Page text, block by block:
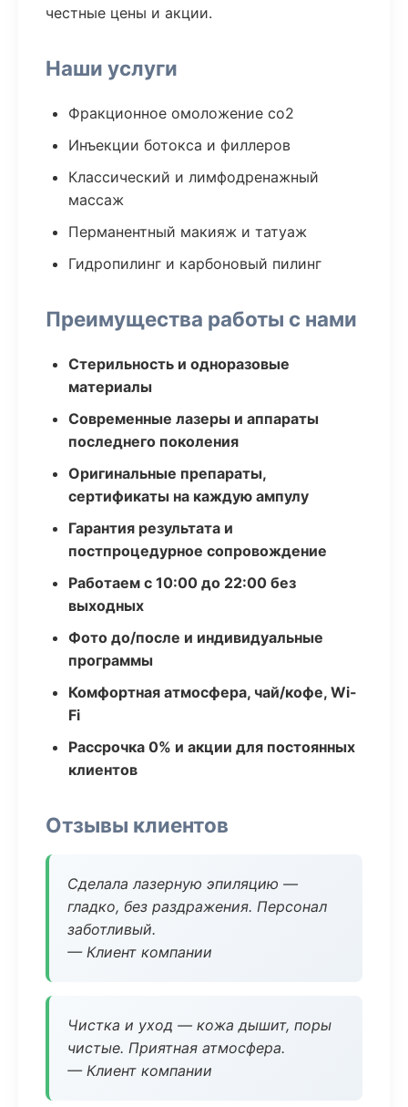
честные цены и акции.
Наши услуги
Фракционное омоложение co2
Инъекции ботокса и филлеров
Классический и лимфодренажный
массаж
Перманентный макияж и татуаж
Гидропилинг и карбоновый пилинг
Преимущества работы с нами
Стерильность и одноразовые
материалы
Современные лазеры и аппараты
последнего поколения
Оригинальные препараты,
сертификаты на каждую ампулу
Гарантия результата и
постпроцедурное сопровождение
Работаем с 10:00 до 22:00 без
выходных
Фото до/после и индивидуальные
программы
Комфортная атмосфера, чай/кофе, Wi-
Fi
Рассрочка 0% и акции для постоянных
клиентов
Отзывы клиентов
Сделала лазерную эпиляцию —
гладко, без раздражения. Персонал
заботливый.
— Клиент компании
Чистка и уход — кожа дышит, поры
чистые. Приятная атмосфера.
— Клиент компании